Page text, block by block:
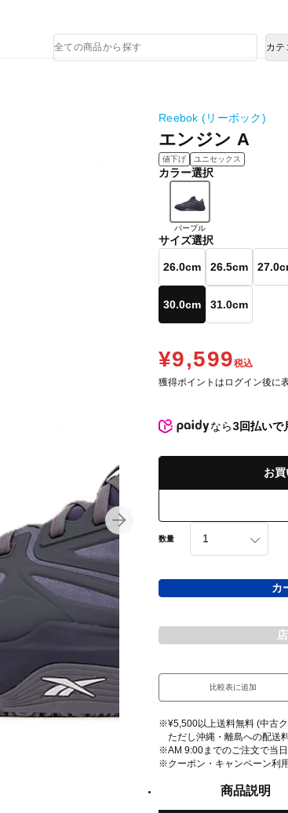
品
検
カテ
Reebok (リーボック)
エンジン A
値下げ ユニセックス
カラー選択
パープル
サイズ選択
26.0cm 26.5cm
30.0cm 31.0cm
¥9,599税込
獲得ポイントはログイン後に
なら3回払いで
お
数量
カ
比較表に追加
※¥5,500以上送料無料 (中古
ただし沖縄・離島への配送
※AM 9:00までのご注文で当
※クーポン・キャンペーン利
商品説明